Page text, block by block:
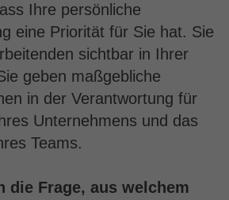
Ihre persönliche
eine Priorität für Sie hat. Sie
sichtbar in Ihrer
geben maßgebliche
in der Verantwortung für
Unternehmens und das
Teams.
die Frage, aus welchem